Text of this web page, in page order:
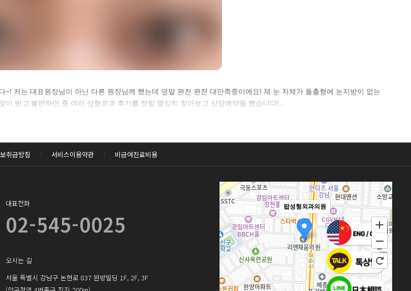
용은
있습니다.
저는 대표원장님이 아닌 다른 원장님께 했는데 덩말 완전 완전 대만족중이에요! 제 눈 자체가 돌출형에 눈지방이 없는
받고 불편하던 중 여러 성형외과 후기를 정말 열심히 찾아보고 상담예약을 했습니다!…
취급방침 서비스이용약관 비급여진료비용
대표전화
02-545-0025
오시는 길
서울 특별시 강남구 논현로 837 원방빌딩 1F, 2F, 3F
팝성형외과의원